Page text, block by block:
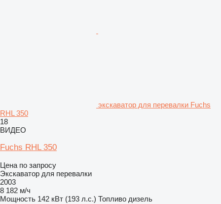
экскаватор для перевалки Fuchs
RHL 350
18
ВИДЕО
Fuchs RHL 350
Цена по запросу
Экскаватор для перевалки
2003
8 182 м/ч
Мощность 142 кВт (193 л.с.) Топливо дизель